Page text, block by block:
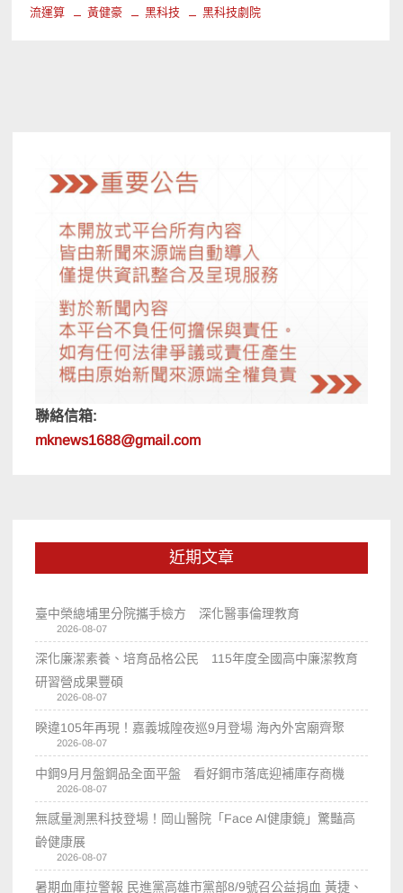
流運算
黃健豪 黑科技 黑科技劇院
聯絡信箱:
mknews1688@gmail.com
近期文章
臺中榮總埔里分院攜手檢方 深化醫事倫理教育
2026-08-07
深化廉潔素養、培育品格公民 115年度全國高中廉潔教育
研習營成果豐碩
2026-08-07
睽違105年再現！嘉義城隍夜巡9月登場 海內外宮廟齊聚
2026-08-07
中鋼9月月盤鋼品全面平盤 看好鋼市落底迎補庫存商機
2026-08-07
無感量測黑科技登場！岡山醫院「Face AI健康鏡」驚豔高
齡健康展
2026-08-07
暑期血庫拉警報 民進黨高雄市黨部8/9號召公益捐血 黃捷、